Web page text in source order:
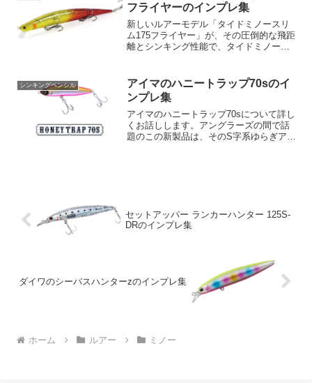
フライヤーのインプレ集
新しいルアーモデル「タイドミノースリ
ム175フライヤー」が、その圧倒的な飛距
離とシンキング性能で、タイドミノーア
ドミノースリム175」は、もともと高い評
価を受けていたモ...
シンキングペンシル
アイマのハニートラップ70sのイ
ンプレ集
アイマのハニートラップ70sについて詳し
くお話しします。アングラーズの間で話
題のこの新製品は、そのS字系ゆらぎアク
セットアッパー ランカーハンター 125S-
DRのインプレ集
ダイワのシーバスハンターzのインプレ集
ホーム ルアー ミノー